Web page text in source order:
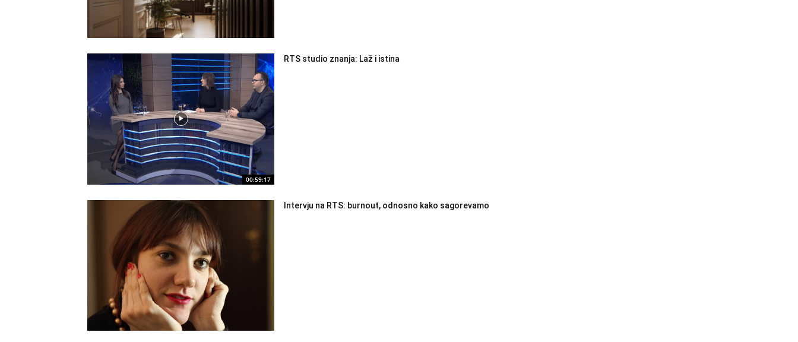
00:59:17
RTS studio znanja: Laž i istina
Intervju na RTS: burnout, odnosno kako sagorevamo